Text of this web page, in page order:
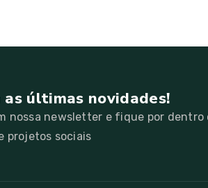
as últimas novidades!
nossa newsletter e fique por dentro
projetos sociais